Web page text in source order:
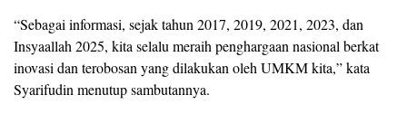
“Sebagai informasi, sejak tahun 2017, 2019, 2021, 2023, dan
Insyaallah 2025, kita selalu meraih penghargaan nasional berkat
inovasi dan terobosan yang dilakukan oleh UMKM kita,” kata
Syarifudin menutup sambutannya.